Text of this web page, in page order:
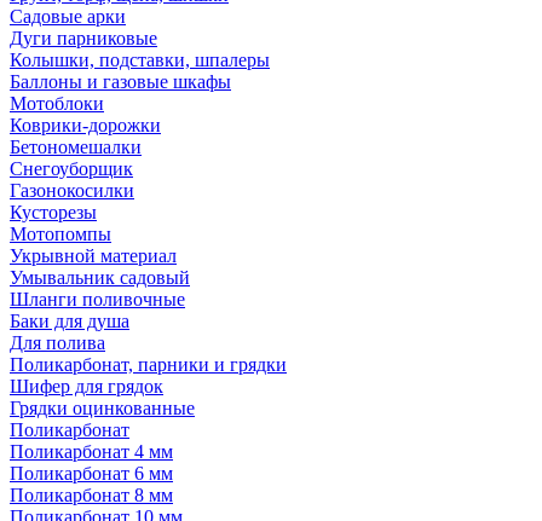
Садовые арки
Дуги парниковые
Колышки, подставки, шпалеры
Баллоны и газовые шкафы
Мотоблоки
Коврики-дорожки
Бетономешалки
Снегоуборщик
Газонокосилки
Кусторезы
Мотопомпы
Укрывной материал
Умывальник садовый
Шланги поливочные
Баки для душа
Для полива
Поликарбонат, парники и грядки
Шифер для грядок
Грядки оцинкованные
Поликарбонат
Поликарбонат 4 мм
Поликарбонат 6 мм
Поликарбонат 8 мм
Поликарбонат 10 мм